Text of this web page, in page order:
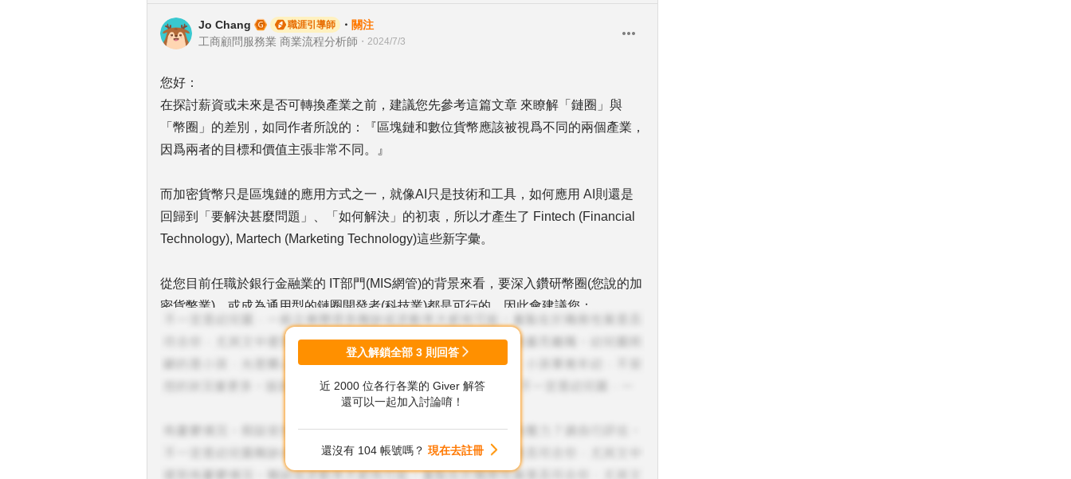
Jo Chang 職涯引導師 ・ 關注
工商顧問服務業 商業流程分析師 ・ 2024/7/3
您好：
在探討薪資或未來是否可轉換產業之前，建議您先參考這篇文章 來瞭解「鏈圈」與
「幣圈」的差別，如同作者所說的：『區塊鏈和數位貨幣應該被視爲不同的兩個產業，
因爲兩者的目標和價值主張非常不同。』
而加密貨幣只是區塊鏈的應用方式之一，就像AI只是技術和工具，如何應用 AI則還是
回歸到「要解決甚麼問題」、「如何解決」的初衷，所以才產生了 Fintech (Financial
Technology), Martech (Marketing Technology)這些新字彙。
從您目前任職於銀行金融業的 IT部門(MIS網管)的背景來看，要深入鑽研幣圈(您說的加
密貨幣業)，或成為通用型的鏈圈開發者(科技業)都是可行的，因此會建議您：
1.持續關注業界動態：使用關鍵字設定 Google快訊 ，掌握國內外最新相關資訊。
2.取得國際證照：您可選擇 Blockchain Council 最適合您興趣和專業的證照，例如若您
查，區塊鏈開發者年薪至少台幣300萬起跳 (以下截圖顯示的幣別為美元)， 國外這類技
術職缺很多都可以遠距工作，應該會比台灣的薪資好很多。
登入解鎖全部 3 則回答
近 2000 位各行各業的 Giver 解答
還可以一起加入討論唷！
還沒有 104 帳號嗎？ 現在去註冊